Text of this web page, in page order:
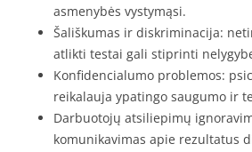
asmenybės vystymąsi.
Šališkumas ir diskriminacija:
atlikti testai gali stiprinti
Konfidencialumo problemos:
reikalauja ypatingo saugumo ir
Darbuotojų atsiliepimų
komunikavimas apie rezultatus